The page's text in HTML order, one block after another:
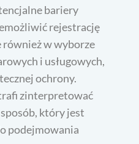
bariery
rejestrację
również w wyborze
i usługowych,
ochrony.
zinterpretować
który jest
podejmowania